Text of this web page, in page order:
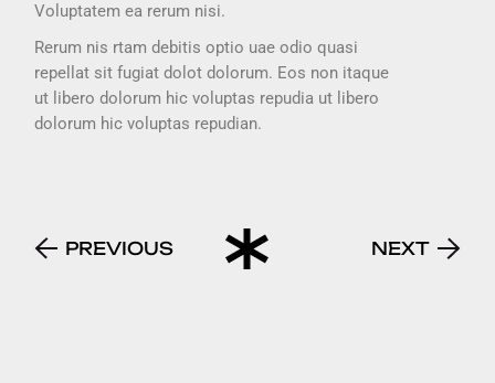
Voluptatem ea rerum nisi.
Rerum nis rtam debitis optio uae odio quasi
repellat sit fugiat dolot dolorum. Eos non itaque
ut libero dolorum hic voluptas repudia ut libero
dolorum hic voluptas repudian.
PREVIOUS NEXT